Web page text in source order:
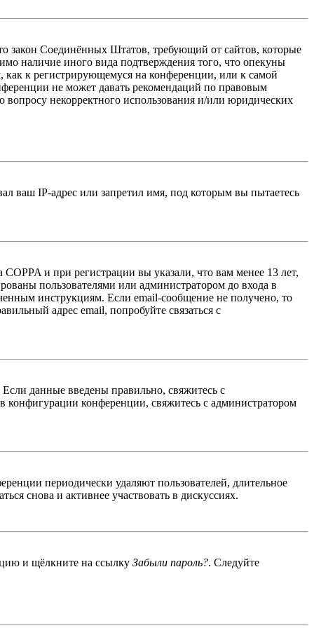
закон Соединённых Штатов, требующий от сайтов, которые
наличие иного вида подтверждения того, что опекуны
к регистрирующемуся на конференции, или к самой
не может давать рекомендаций по правовым
некорректного использования и/или юридических
ваш IP-адрес или запретил имя, под которым вы пытаетесь
и при регистрации вы указали, что вам менее 13 лет,
пользователями или администратором до входа в
инструкциям. Если email-сообщение не получено, то
адрес email, попробуйте связаться с
данные введены правильно, свяжитесь с
конференции, свяжитесь с администратором
периодически удаляют пользователей, длительное
снова и активнее участвовать в дискуссиях.
и щёлкните на ссылку Забыли пароль?. Следуйте